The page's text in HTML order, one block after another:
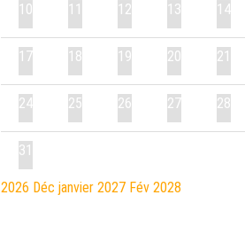
10 11 12 13 14
17 18 19 20 21
24 25 26 27 28
31
2026 Déc janvier 2027 Fév 2028